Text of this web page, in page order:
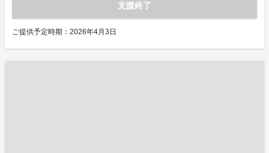
支援終了
ご提供予定時期：2026年4月3日